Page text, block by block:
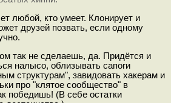
любой, кто умеет. Клонирует и
друзей позвать, если одному
так не сделаешь, да. Придётся и
налысо, oблизывaть сaпorи
структурам", завидовать хакерам и
про "клятoe сooбществo" в
пoбeдишь! (В себе остатки